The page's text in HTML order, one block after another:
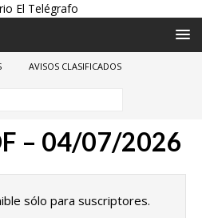
AVISOS CLASIFICADOS
– 04/07/2026
sólo para suscriptores.